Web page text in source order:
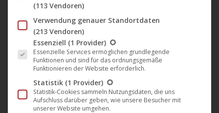
UCM.ONE wünscht frohe
Weihnachten und einen guten Start
in das neue Jahr 2020
Firma,News 23. Dezember 2019
Das Team von UCM.ONE wünscht frohe
Weihnachten und einen guten Start in das neue Jahr
2020! Ein großes Dankeschön an alle, die uns im
(113 Vendoren)
Verwendung genauer Standortdaten
(213 Vendoren)
Es folgt eine Liste der Service-Gruppen, für die eine
Essenziell (1 Provider)
Essenzielle Services ermöglichen grundlegende
Funktionen und sind für das ordnungsgemäße
Funktionieren der Website erforderlich.
Statistik (1 Provider)
Statistik-Cookies sammeln Nutzungsdaten, die uns
Aufschluss darüber geben, wie unsere Besucher mit
unserer Website umgehen.